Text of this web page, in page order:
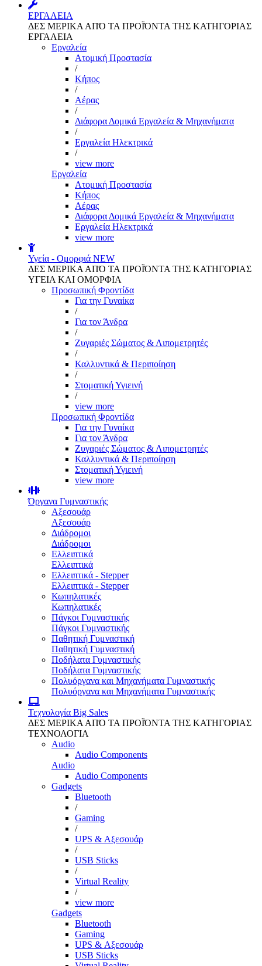
ΕΡΓΑΛΕΙΑ
ΔΕΣ ΜΕΡΙΚΑ ΑΠΌ ΤΑ ΠΡΟΪΌΝΤΑ ΤΗΣ ΚΑΤΗΓΟΡΙΑΣ
ΕΡΓΑΛΕΙΑ
Εργαλεία
Aτομική Προστασία
/
Kήπος
/
Αέρας
/
Διάφορα Δομικά Εργαλεία & Μηχανήματα
/
Εργαλεία Ηλεκτρικά
/
view more
Εργαλεία
Aτομική Προστασία
Kήπος
Αέρας
Διάφορα Δομικά Εργαλεία & Μηχανήματα
Εργαλεία Ηλεκτρικά
view more
Υγεία - Ομορφιά NEW
ΔΕΣ ΜΕΡΙΚΑ ΑΠΌ ΤΑ ΠΡΟΪΌΝΤΑ ΤΗΣ ΚΑΤΗΓΟΡΙΑΣ
ΥΓΕΙΑ ΚΑΙ ΟΜΟΡΦΙΑ
Προσωπική Φροντίδα
Για την Γυναίκα
/
Για τον Άνδρα
/
Ζυγαριές Σώματος & Λιπομετρητές
/
Καλλυντικά & Περιποίηση
/
Στοματική Υγιεινή
/
view more
Προσωπική Φροντίδα
Για την Γυναίκα
Για τον Άνδρα
Ζυγαριές Σώματος & Λιπομετρητές
Καλλυντικά & Περιποίηση
Στοματική Υγιεινή
view more
Όργανα Γυμναστικής
Αξεσουάρ
Αξεσουάρ
Διάδρομοι
Διάδρομοι
Ελλειπτικά
Ελλειπτικά
Ελλειπτικά - Stepper
Ελλειπτικά - Stepper
Κωπηλατικές
Κωπηλατικές
Πάγκοι Γυμναστικής
Πάγκοι Γυμναστικής
Παθητική Γυμναστική
Παθητική Γυμναστική
Ποδήλατα Γυμναστικής
Ποδήλατα Γυμναστικής
Πολυόργανα και Μηχανήματα Γυμναστικής
Πολυόργανα και Μηχανήματα Γυμναστικής
Τεχνολογία Big Sales
ΔΕΣ ΜΕΡΙΚΑ ΑΠΌ ΤΑ ΠΡΟΪΌΝΤΑ ΤΗΣ ΚΑΤΗΓΟΡΙΑΣ
ΤΕΧΝΟΛΟΓΙΑ
Audio
Audio Components
Audio
Audio Components
Gadgets
Bluetooth
/
Gaming
/
UPS & Αξεσουάρ
/
USB Sticks
/
Virtual Reality
/
view more
Gadgets
Bluetooth
Gaming
UPS & Αξεσουάρ
USB Sticks